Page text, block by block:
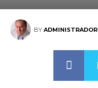
BY ADMINISTRADOR